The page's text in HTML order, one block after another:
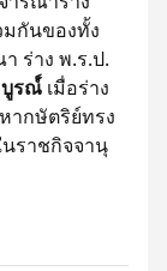
มกันของทั้ง
ร่าง พ.ร.ป.
บูรณ์์ เมื่อร่าง
ากษัตริย์ทรง
ราชกิจจานุ